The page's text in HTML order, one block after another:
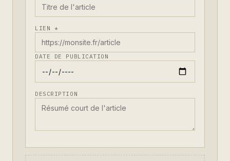
LIEN *
DATE DE PUBLICATION
DESCRIPTION